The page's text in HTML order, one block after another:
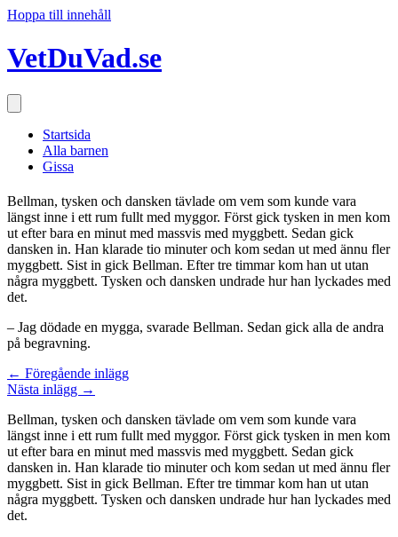
Hoppa till innehåll
VetDuVad.se
Startsida
Alla barnen
Gissa
Bellman, tysken och dansken tävlade om vem som kunde vara
längst inne i ett rum fullt med myggor. Först gick tysken in men kom
ut efter bara en minut med massvis med myggbett. Sedan gick
dansken in. Han klarade tio minuter och kom sedan ut med ännu fler
myggbett. Sist in gick Bellman. Efter tre timmar kom han ut utan
några myggbett. Tysken och dansken undrade hur han lyckades med
det.
– Jag dödade en mygga, svarade Bellman. Sedan gick alla de andra
på begravning.
Posts
navigation
← Föregående inlägg
Nästa inlägg →
Bellman, tysken och dansken tävlade om vem som kunde vara
längst inne i ett rum fullt med myggor. Först gick tysken in men kom
ut efter bara en minut med massvis med myggbett. Sedan gick
dansken in. Han klarade tio minuter och kom sedan ut med ännu fler
myggbett. Sist in gick Bellman. Efter tre timmar kom han ut utan
några myggbett. Tysken och dansken undrade hur han lyckades med
det.